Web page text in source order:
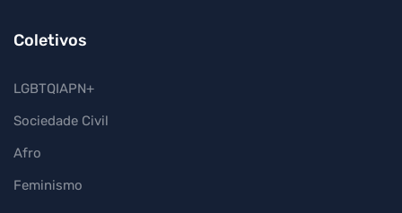
Coletivos
LGBTQIAPN+
Sociedade Civil
Afro
Feminismo